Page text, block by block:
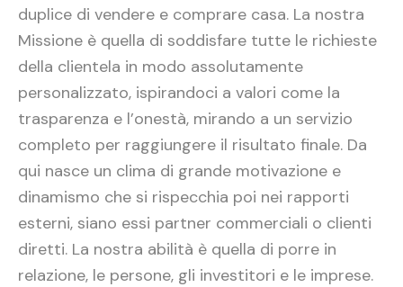
duplice di vendere e comprare casa. La nostra
Missione è quella di soddisfare tutte le richieste
della clientela in modo assolutamente
personalizzato, ispirandoci a valori come la
trasparenza e l’onestà, mirando a un servizio
completo per raggiungere il risultato finale. Da
qui nasce un clima di grande motivazione e
dinamismo che si rispecchia poi nei rapporti
esterni, siano essi partner commerciali o clienti
diretti. La nostra abilità è quella di porre in
relazione, le persone, gli investitori e le imprese.